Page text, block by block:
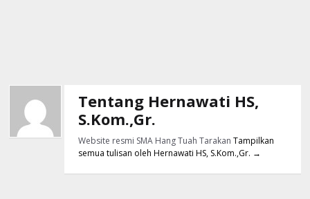
Tentang Hernawati HS,
S.Kom.,Gr.
Website resmi SMA Hang Tuah TarakanTampilkan
semua tulisan oleh Hernawati HS, S.Kom.,Gr. →